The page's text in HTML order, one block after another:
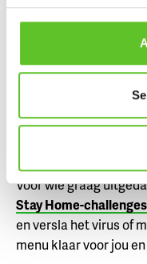
En dan zijn er nog de
de eerste lockdown
voor jou debestelees-,
deze herfstvakantie
New York, India,
Voor wie graag
Stay Home-challenges
en versla het virus of
menu klaar voor jou